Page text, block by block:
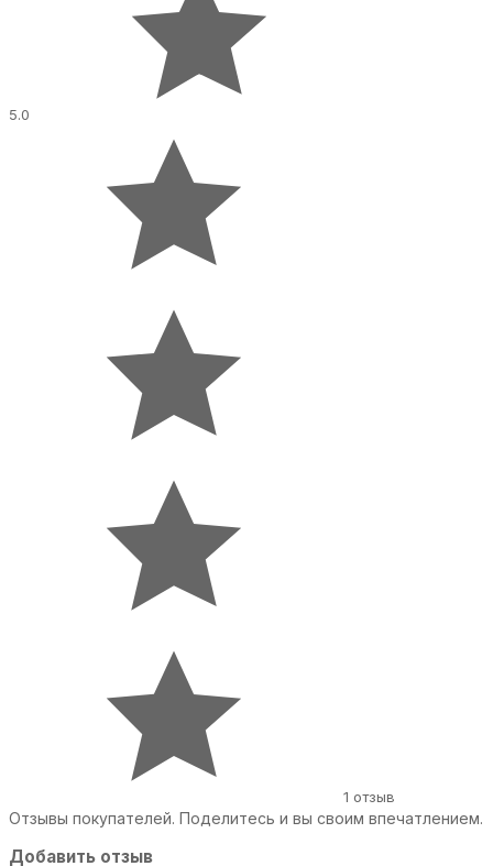
5.0
1 отзыв
Отзывы покупателей. Поделитесь и вы своим впечатлением.
Добавить отзыв